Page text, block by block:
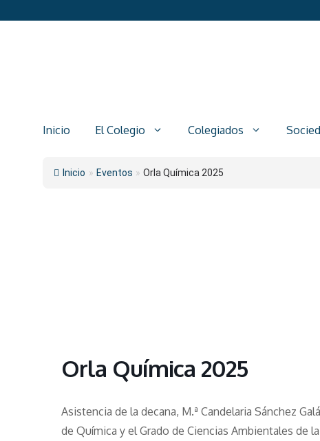
al
Inicio El Colegio Colegiados
Inicio » Eventos » Orla Química 2025
Orla Química 2025
Asistencia de la decana, M.ª Candelaria Sánchez
de Química y el Grado de Ciencias Ambientales de